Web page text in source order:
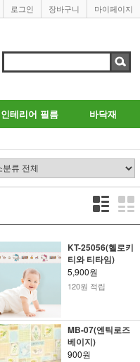
마이페이지
장바구니
로그인
인테리어 필름 바닥재
KT-25056(헬로키
티와 티타임)
5,900원
120원 적립
MB-07(엔틱로즈
베이지)
900원